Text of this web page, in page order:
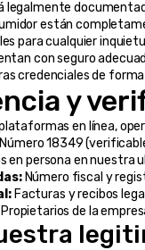
legalmente
están
para cualquier
con seguro
credenciales de
y
en línea,
Número 18349
en persona en nuestra
Número fiscal y
Facturas y recibos
Propietarios de la